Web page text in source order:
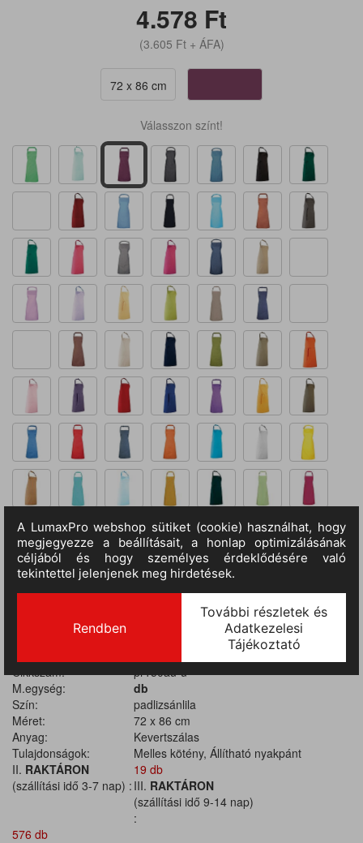
4.578 Ft
(3.605 Ft+ ÁFA)
72 x 86 cm
Válasszon színt!
TERMÉKADATOK
Cikkszám:
pr150au-u
M.egység:
db
Szín:
padlizsánlila
Méret:
72 x 86 cm
Anyag:
Kevertszálas
Tulajdonságok:
Melles kötény, Állítható nyakpánt
II. RAKTÁRON
(szállítási idő 3-7 nap) :
19 db
III. RAKTÁRON
(szállítási idő 9-14 nap)
:
576 db